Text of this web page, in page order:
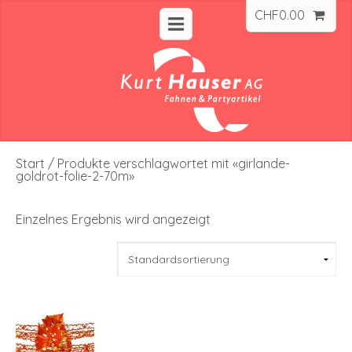
CHF0.00
Start / Produkte verschlagwortet mit «girlande-
goldrot-folie-2-70m»
Einzelnes Ergebnis wird angezeigt